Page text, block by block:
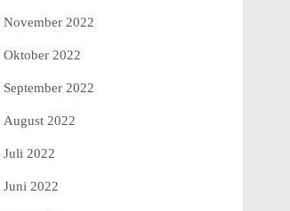
November 2022
Oktober 2022
September 2022
August 2022
Juli 2022
Juni 2022